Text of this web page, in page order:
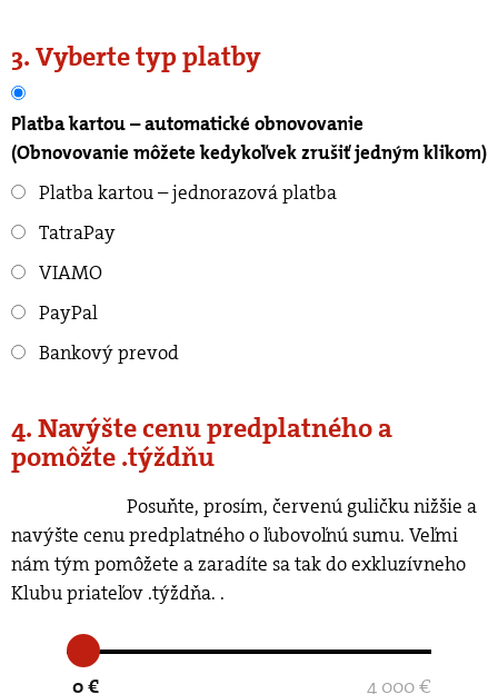
3. Vyberte typ platby
Platba kartou – automatické obnovovanie
(Obnovovanie môžete kedykoľvek zrušiť jedným klikom)
Platba kartou – jednorazová platba
TatraPay
VIAMO
PayPal
Bankový prevod
4. Navýšte cenu predplatného a
pomôžte .týždňu
navýšte cenu predplatného o ľubovoľnú sumu. Veľmi
nám tým pomôžete a zaradíte sa tak do exkluzívneho
Klubu priateľov .týždňa. .
0 € 4 000 €